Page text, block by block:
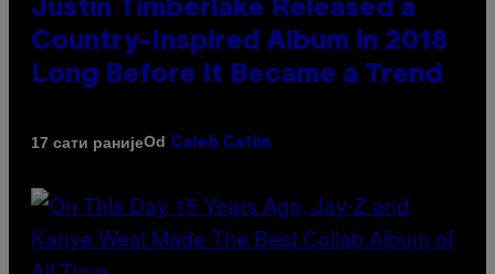
Justin Timberlake Released a
Country-Inspired Album in 2018
Long Before It Became a Trend
17 сати ранијеOd Caleb Catlin